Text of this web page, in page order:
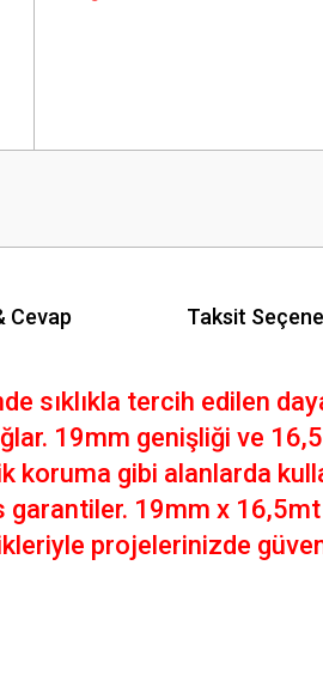
Cevap Taksit
tercih edilen
19mm genişliği ve
gibi alanlarda
19mm x 16,5mt
projelerinizde